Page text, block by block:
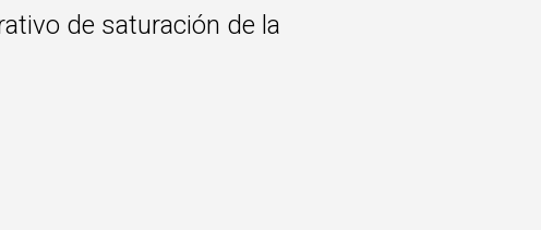
de saturación de la